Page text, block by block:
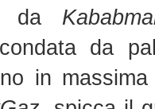
da
da
in